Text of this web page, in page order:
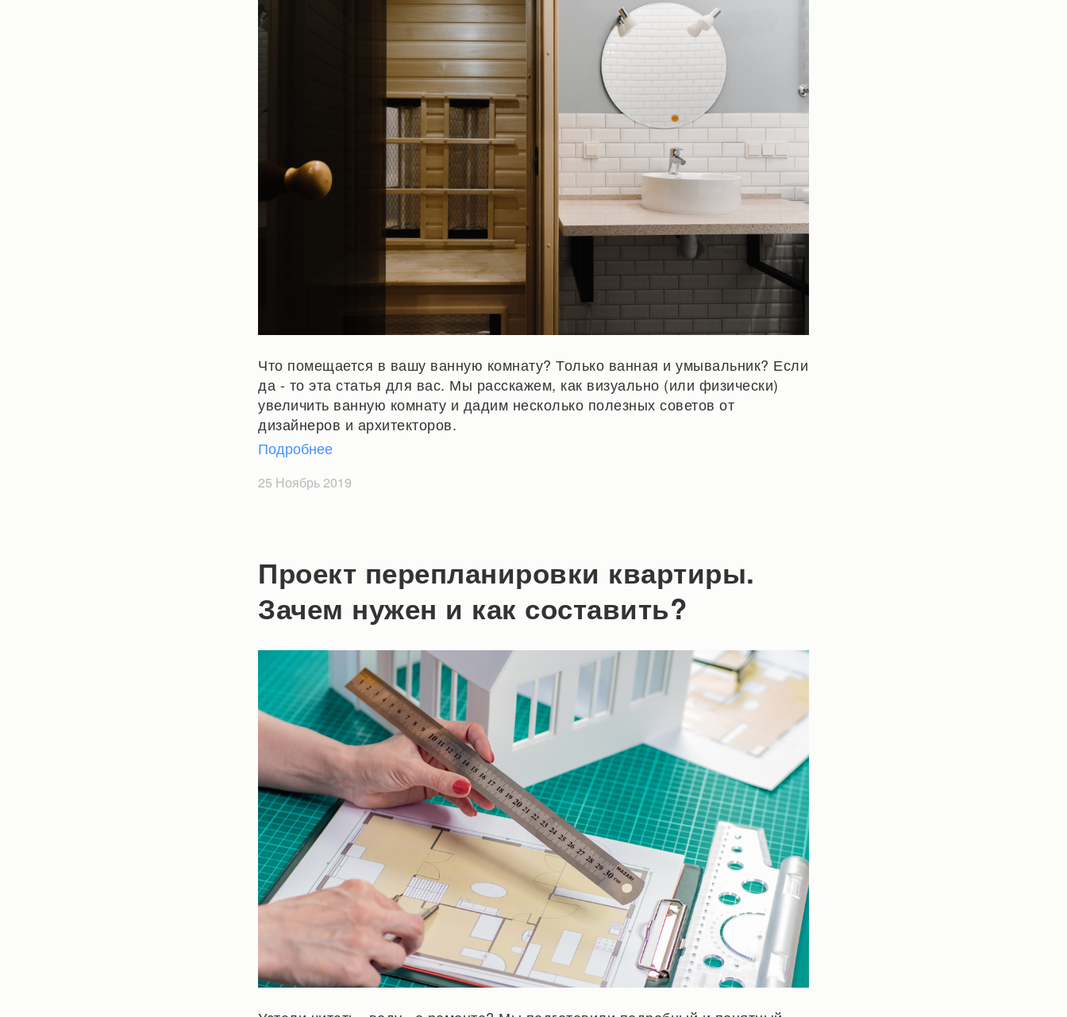
Что помещается в вашу ванную комнату? Только ванная и умывальник? Если
да - то эта статья для вас. Мы расскажем, как визуально (или физически)
увеличить ванную комнату и дадим несколько полезных советов от
дизайнеров и архитекторов.
Подробнее
25 Ноябрь 2019
Проект перепланировки квартиры.
Зачем нужен и как составить?